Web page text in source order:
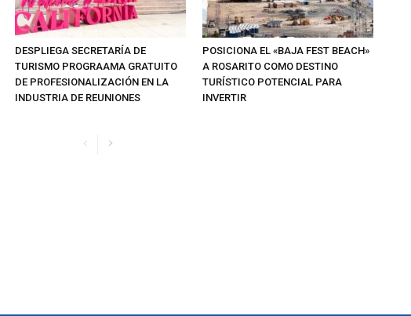
DESPLIEGA SECRETARÍA DE
TURISMO PROGRAAMA GRATUITO
DE PROFESIONALIZACIÓN EN LA
INDUSTRIA DE REUNIONES
POSICIONA EL «BAJA FEST BEACH»
A ROSARITO COMO DESTINO
TURÍSTICO POTENCIAL PARA
INVERTIR